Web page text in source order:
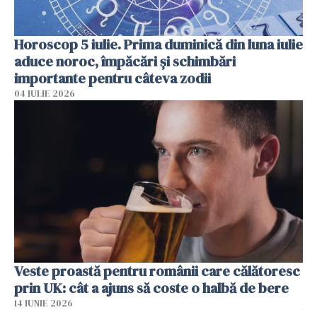
Horoscop 5 iulie. Prima duminică din luna iulie
aduce noroc, împăcări și schimbări
importante pentru câteva zodii
04 IULIE 2026
Veste proastă pentru românii care călătoresc
prin UK: cât a ajuns să coste o halbă de bere
14 IUNIE 2026